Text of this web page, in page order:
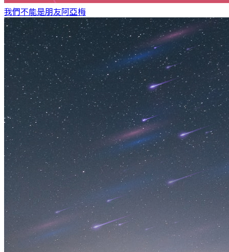
我們不能是朋友阿亞梅